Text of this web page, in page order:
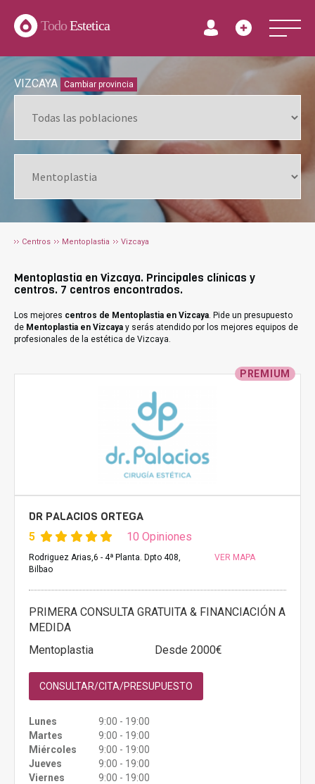
TodoEstetica
VIZCAYA Cambiar provincia
Centros Mentoplastia Vizcaya
Mentoplastia en Vizcaya. Principales clínicas y
centros. 7 centros encontrados.
Los mejores centros de Mentoplastia en Vizcaya. Pide un presupuesto
de Mentoplastia en Vizcaya y serás atendido por los mejores equipos de
profesionales de la estética de Vizcaya.
PREMIUM
DR PALACIOS ORTEGA
5 10 Opiniones
Rodriguez Arias,6 - 4ª Planta. Dpto 408,
Bilbao
VER MAPA
PRIMERA CONSULTA GRATUITA & FINANCIACIÓN A
MEDIDA
Mentoplastia
Desde 2000€
CONSULTAR/CITA/PRESUPUESTO
Lunes
9:00 - 19:00
Martes
9:00 - 19:00
Miércoles
9:00 - 19:00
Jueves
9:00 - 19:00
Viernes
9:00 - 19:00